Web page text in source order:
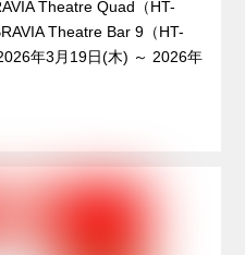
Theatre Quad（HT-
Theatre Bar 9（HT-
年3月19日(木) ～ 2026年